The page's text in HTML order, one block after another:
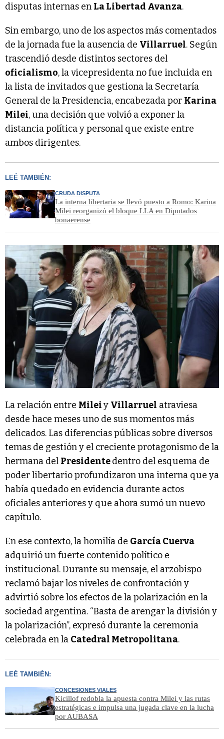
disputas internas en La Libertad Avanza.
Sin embargo, uno de los aspectos más comentados
de la jornada fue la ausencia de Villarruel. Según
trascendió desde distintos sectores del
oficialismo, la vicepresidenta no fue incluida en
la lista de invitados que gestiona la Secretaría
General de la Presidencia, encabezada por Karina
Milei, una decisión que volvió a exponer la
distancia política y personal que existe entre
ambos dirigentes.
LEÉ TAMBIÉN:
CRUDA DISPUTA
La interna libertaria se llevó puesto a Romo: Karina
Milei reorganizó el bloque LLA en Diputados
bonaerense
La relación entre Mileiy Villarruel atraviesa
desde hace meses uno de sus momentos más
delicados. Las diferencias públicas sobre diversos
temas de gestión y el creciente protagonismo de la
hermana del Presidentedentro del esquema de
poder libertario profundizaron una interna que ya
había quedado en evidencia durante actos
oficiales anteriores y que ahora sumó un nuevo
capítulo.
En ese contexto, la homilía de García Cuerva
adquirió un fuerte contenido político e
institucional. Durante su mensaje, el arzobispo
reclamó bajar los niveles de confrontación y
advirtió sobre los efectos de la polarización en la
sociedad argentina. “Basta de arengar la división y
la polarización”, expresó durante la ceremonia
celebrada en la Catedral Metropolitana.
LEÉ TAMBIÉN:
CONCESIONES VIALES
Kicillof redobla la apuesta contra Milei y las rutas
estratégicas e impulsa una jugada clave en la lucha
por AUBASA